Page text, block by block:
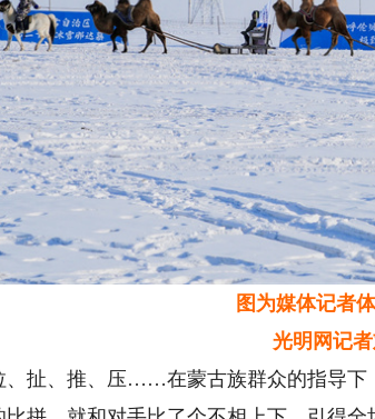
图为媒体记者
光明网记者
、推、压……在蒙古族群众的指导下，